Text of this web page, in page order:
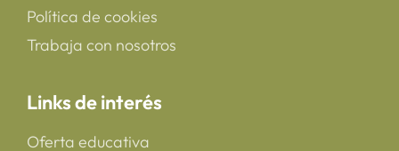
Política de cookies
Trabaja con nosotros
Links de interés
Oferta educativa